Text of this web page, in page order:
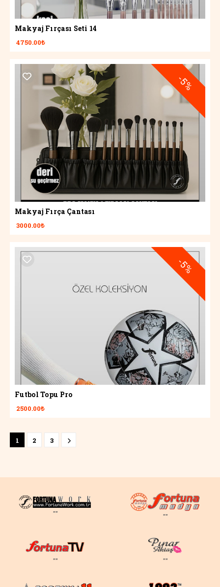
Makyaj Fırçası Seti 14
4750.00₺
-5%
Makyaj Fırça Çantası
3000.00₺
-5%
Futbol Topu Pro
2500.00₺
1 2 3
"" ""
"" ""